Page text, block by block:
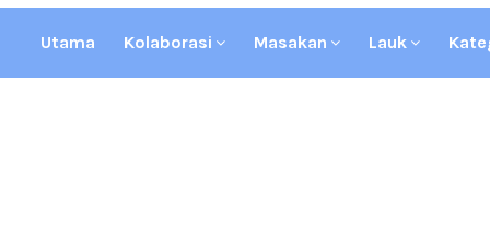
Utama Kolaborasi Masakan Lauk